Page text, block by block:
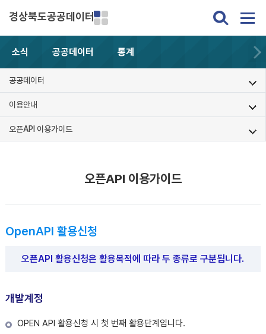
경상북도공공데이터
소식 공공데이터 통계
공공데이터
이용안내
오픈API 이용가이드
오픈API 이용가이드
OpenAPI 활용신청
오픈API 활용신청은 활용목적에 따라 두 종류로 구분됩니다.
개발계정
OPEN API 활용신청 시 첫 번째 활용단계입니다.